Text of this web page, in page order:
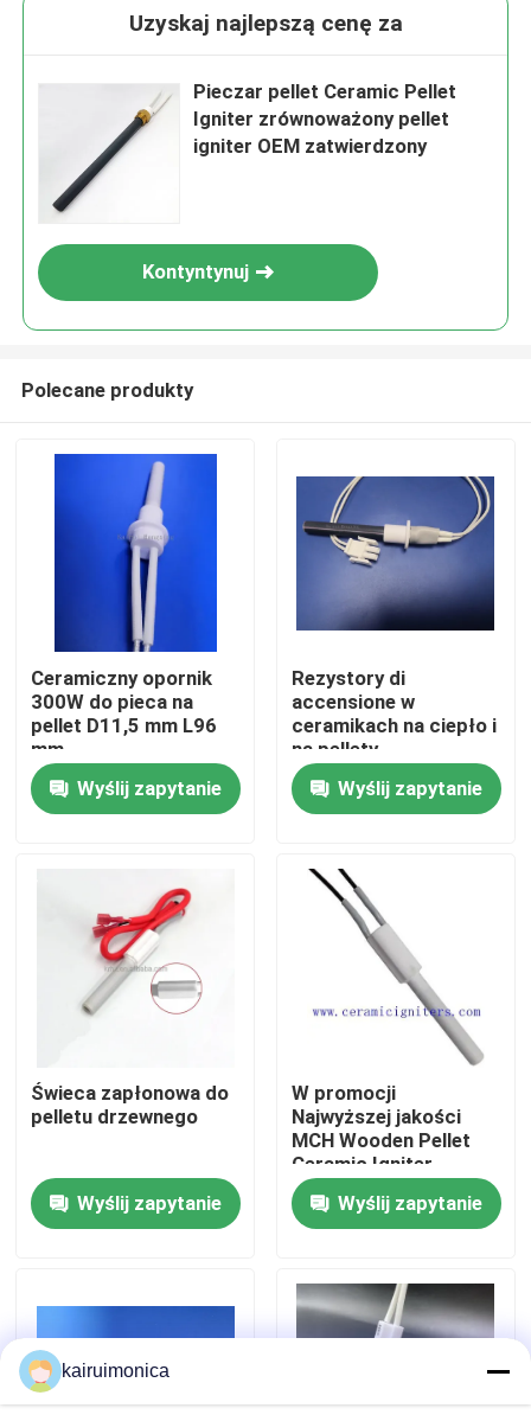
Do domu
Produkty
Pokaz VR
Wycieczka po fabryce
Kontrola jakości
Aktualności
Poprosić o wycenę
Uzyskaj najlepszą cenę za
Pieczar pellet Ceramic Pellet
Igniter zrównoważony pellet
igniter OEM zatwierdzony
Kontyntynuj
Polecane produkty
Ceramiczny opornik
300W do pieca na
pellet D11,5 mm L96
mm
Wyślij zapytanie
Rezystory di
accensione w
ceramikach na ciepło i
na pellety
Wyślij zapytanie
Świeca zapłonowa do
pelletu drzewnego
Wyślij zapytanie
W promocji
Najwyższej jakości
MCH Wooden Pellet
Ceramic Igniter
Wyślij zapytanie
kairuimonica